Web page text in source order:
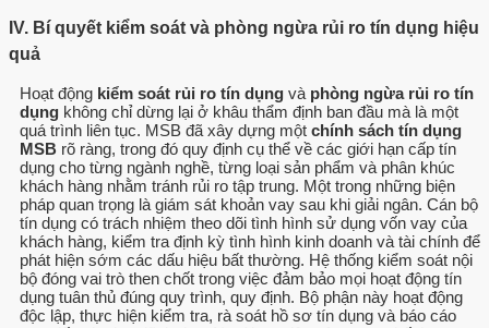
IV. Bí quyết kiểm soát và phòng ngừa rủi ro tín dụng hiệu
quả
Hoạt động kiểm soát rủi ro tín dụng và phòng ngừa rủi ro tín
dụng không chỉ dừng lại ở khâu thẩm định ban đầu mà là một
quá trình liên tục. MSB đã xây dựng một chính sách tín dụng
MSB rõ ràng, trong đó quy định cụ thể về các giới hạn cấp tín
dụng cho từng ngành nghề, từng loại sản phẩm và phân khúc
khách hàng nhằm tránh rủi ro tập trung. Một trong những biện
pháp quan trọng là giám sát khoản vay sau khi giải ngân. Cán bộ
tín dụng có trách nhiệm theo dõi tình hình sử dụng vốn vay của
khách hàng, kiểm tra định kỳ tình hình kinh doanh và tài chính để
phát hiện sớm các dấu hiệu bất thường. Hệ thống kiểm soát nội
bộ đóng vai trò then chốt trong việc đảm bảo mọi hoạt động tín
dụng tuân thủ đúng quy trình, quy định. Bộ phận này hoạt động
độc lập, thực hiện kiểm tra, rà soát hồ sơ tín dụng và báo cáo